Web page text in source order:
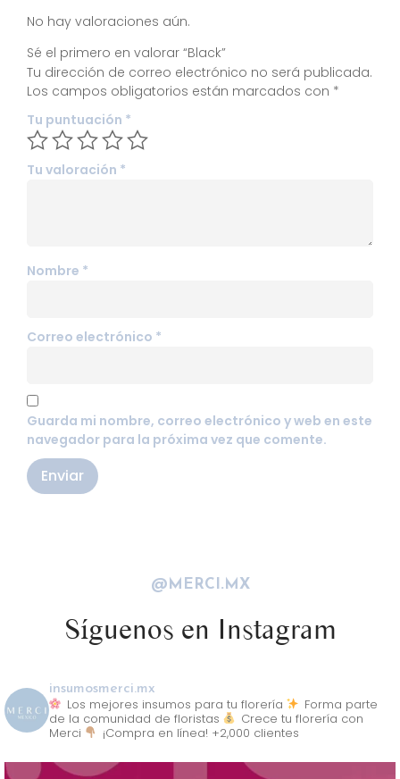
No hay valoraciones aún.
Sé el primero en valorar “Black”
Tu dirección de correo electrónico no será publicada.
Los campos obligatorios están marcados con *
Tu puntuación *
Tu valoración *
Nombre *
Correo electrónico *
Guarda mi nombre, correo electrónico y web en este
navegador para la próxima vez que comente.
@MERCI.MX
Síguenos en Instagram
insumosmerci.mx
Los mejores insumos para tu florería
Forma parte
de la comunidad de floristas
Crece tu florería con
Merci
¡Compra en línea! +2,000 clientes